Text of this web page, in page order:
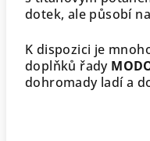
dotek, ale působí
K dispozici je
doplňků řady
dohromady ladí a